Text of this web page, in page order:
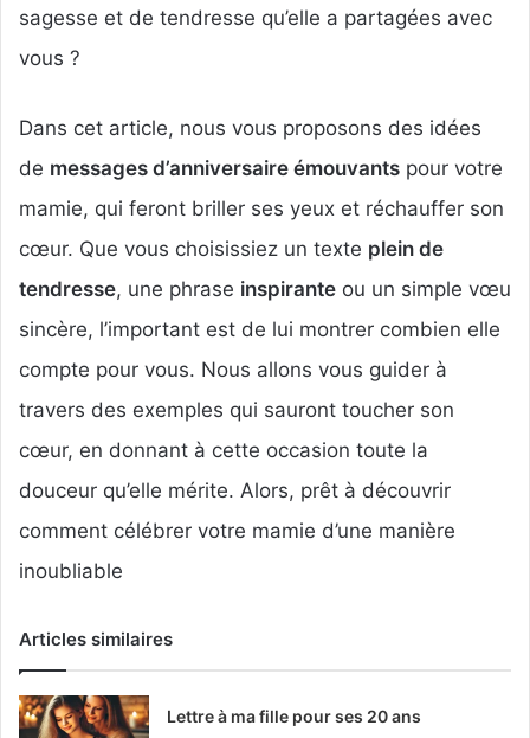
sagesse et de tendresse qu’elle a partagées avec
vous ?
Dans cet article, nous vous proposons des idées
de messages d’anniversaire émouvants pour votre
mamie, qui feront briller ses yeux et réchauffer son
cœur. Que vous choisissiez un texte plein de
tendresse, une phrase inspirante ou un simple vœu
sincère, l’important est de lui montrer combien elle
compte pour vous. Nous allons vous guider à
travers des exemples qui sauront toucher son
cœur, en donnant à cette occasion toute la
douceur qu’elle mérite. Alors, prêt à découvrir
comment célébrer votre mamie d’une manière
inoubliable
Articles similaires
Lettre à ma fille pour ses 20 ans